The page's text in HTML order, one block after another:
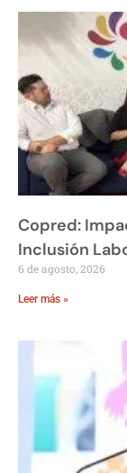
Copred:
Inclusión
6 de agosto, 2026
Leer más »